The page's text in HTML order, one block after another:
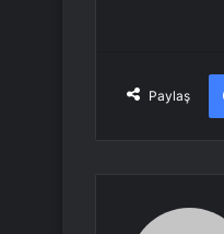
Paylaş